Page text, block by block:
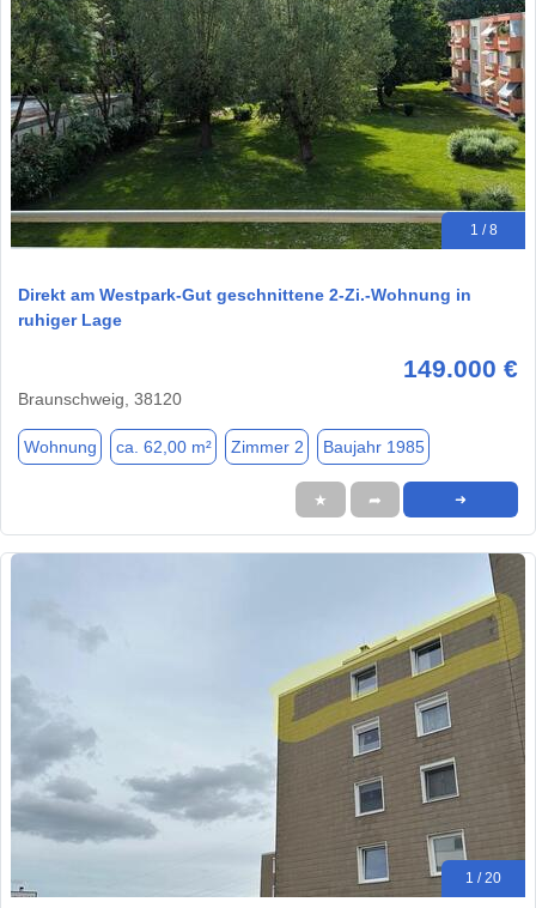
1 / 8
Direkt am Westpark-Gut geschnittene 2-Zi.-Wohnung in
ruhiger Lage
149.000 €
Braunschweig, 38120
Wohnung ca. 62,00 m² Zimmer 2 Baujahr 1985
★ ➦ ➜
1 / 20